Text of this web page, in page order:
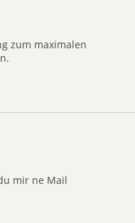
zum maximalen
mir ne Mail